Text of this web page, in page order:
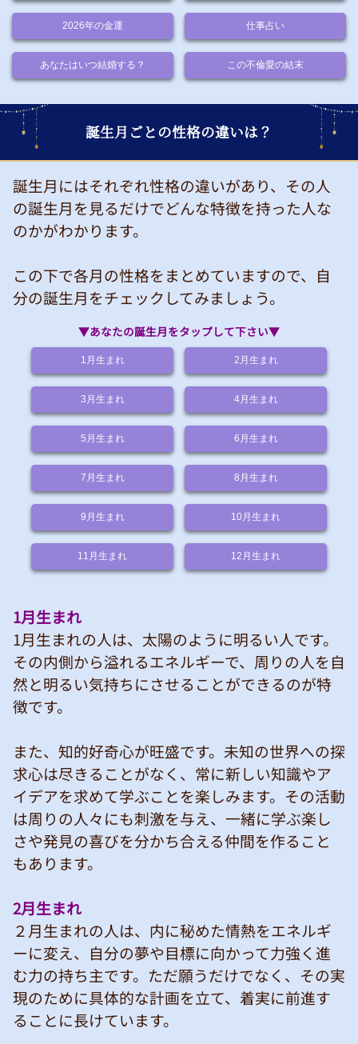
2026年の金運 仕事占い
あなたはいつ結婚する？ この不倫愛の結末
誕生月ごとの性格の違いは？
誕生月にはそれぞれ性格の違いがあり、その人
の誕生月を見るだけでどんな特徴を持った人な
のかがわかります。
この下で各月の性格をまとめていますので、自
分の誕生月をチェックしてみましょう。
▼あなたの誕生月をタップして下さい▼
1月生まれ 2月生まれ
3月生まれ 4月生まれ
5月生まれ 6月生まれ
7月生まれ 8月生まれ
9月生まれ 10月生まれ
11月生まれ 12月生まれ
1月生まれ
1月生まれの人は、太陽のように明るい人です。
その内側から溢れるエネルギーで、周りの人を自
然と明るい気持ちにさせることができるのが特
徴です。
また、知的好奇心が旺盛です。未知の世界への探
求心は尽きることがなく、常に新しい知識やア
イデアを求めて学ぶことを楽しみます。その活動
は周りの人々にも刺激を与え、一緒に学ぶ楽し
さや発見の喜びを分かち合える仲間を作ること
もあります。
2月生まれ
２月生まれの人は、内に秘めた情熱をエネルギ
ーに変え、自分の夢や目標に向かって力強く進
む力の持ち主です。ただ願うだけでなく、その実
現のために具体的な計画を立て、着実に前進す
ることに長けています。